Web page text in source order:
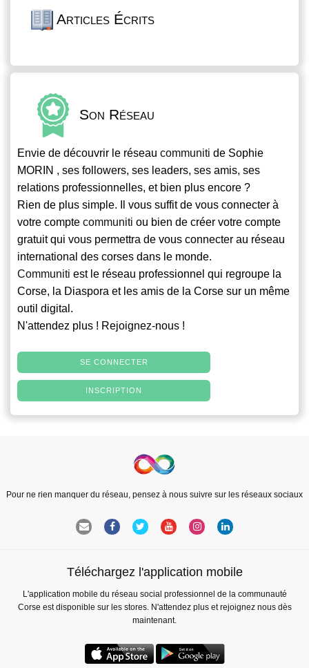
Articles Écrits
Son Réseau
Envie de découvrir le réseau communiti de Sophie
MORIN , ses followers, ses leaders, ses amis, ses
relations professionnelles, et bien plus encore ?
Rien de plus simple. Il vous suffit de vous connecter à
votre compte communiti ou bien de créer votre compte
gratuit qui vous permettra de vous connecter au réseau
international des corses dans le monde.
Communiti est le réseau professionnel qui regroupe la
Corse, la Diaspora et les amis de la Corse sur un même
outil digital.
N'attendez plus ! Rejoignez-nous !
SE CONNECTER
INSCRIPTION
Pour ne rien manquer du réseau, pensez à nous suivre sur les réseaux sociaux
Téléchargez l'application mobile
L'application mobile du réseau social professionnel de la communauté
Corse est disponible sur les stores. N'attendez plus et rejoignez nous dès
maintenant.